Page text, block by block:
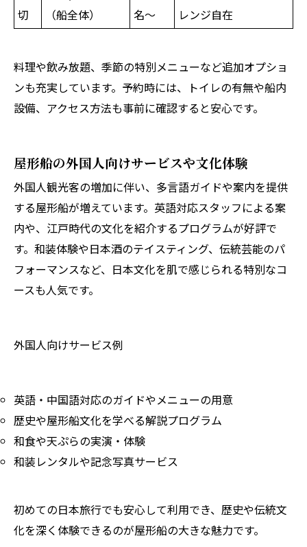
切
（船全体）
名～
レンジ自在
料理や飲み放題、季節の特別メニューなど追加オプショ
ンも充実しています。予約時には、トイレの有無や船内
設備、アクセス方法も事前に確認すると安心です。
屋形船の外国人向けサービスや文化体験
外国人観光客の増加に伴い、多言語ガイドや案内を提供
する屋形船が増えています。英語対応スタッフによる案
内や、江戸時代の文化を紹介するプログラムが好評で
す。和装体験や日本酒のテイスティング、伝統芸能のパ
フォーマンスなど、日本文化を肌で感じられる特別なコ
ースも人気です。
外国人向けサービス例
英語・中国語対応のガイドやメニューの用意
歴史や屋形船文化を学べる解説プログラム
和食や天ぷらの実演・体験
和装レンタルや記念写真サービス
初めての日本旅行でも安心して利用でき、歴史や伝統文
化を深く体験できるのが屋形船の大きな魅力です。